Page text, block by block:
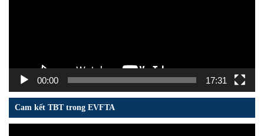
00:00 17:31
Cam kết TBT trong EVFTA